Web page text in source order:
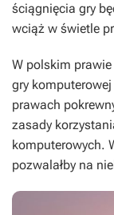
ściągnięcia gry
wciąż w świetle
W polskim
gry
prawach
zasady
komputerowych.
pozwalałby na